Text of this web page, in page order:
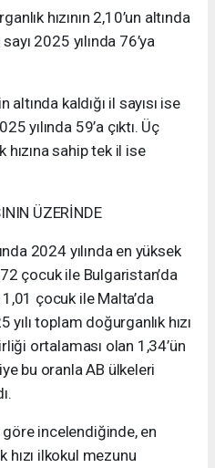
hızının 2,10’un altında
2025 yılında 76’ya
altında kaldığı il sayısı ise
yılında 59’a çıktı. Üç
sahip tek il ise
ÜZERİNDE
2024 yılında en yüksek
çocuk ile Bulgaristan’da
çocuk ile Malta’da
yılı toplam doğurganlık hızı
ortalaması olan 1,34’ün
bu oranla AB ülkeleri
incelendiğinde, en
hızı ilkokul mezunu